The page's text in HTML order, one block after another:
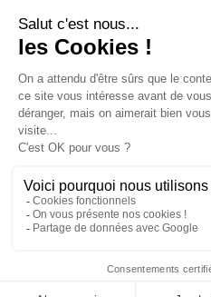
Un conseiller
Une solution pour raccrocher
© 2026 - Côté Formations - par
Menu Pied de page
Mentions Légales
Politique de confidentialité